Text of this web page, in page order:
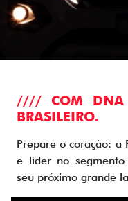
//// COM DNA
BRASILEIRO.
Prepare o coração: a
e líder no
seu próximo grande